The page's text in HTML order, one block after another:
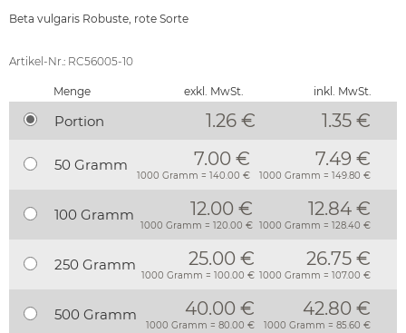
Beta vulgaris Robuste, rote Sorte
Artikel-Nr.: RC56005-10
Menge exkl. MwSt. inkl. MwSt.
Portion 1.26 € 1.35 €
50 Gramm 7.00 €
1000 Gramm = 140.00 €
7.49 €
1000 Gramm = 149.80 €
100 Gramm 12.00 €
1000 Gramm = 120.00 €
12.84 €
1000 Gramm = 128.40 €
250 Gramm 25.00 €
1000 Gramm = 100.00 €
26.75 €
1000 Gramm = 107.00 €
500 Gramm 40.00 €
1000 Gramm = 80.00 €
42.80 €
1000 Gramm = 85.60 €